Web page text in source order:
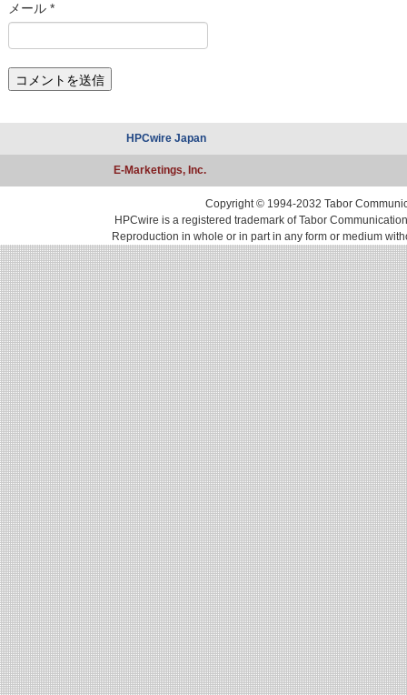
メール *
HPCwire Japan
E-Marketings, Inc.
Copyright © 1994-2032 Tabor
HPCwire is a registered trademark of Tabor
Reproduction in whole or in part in any form or medium